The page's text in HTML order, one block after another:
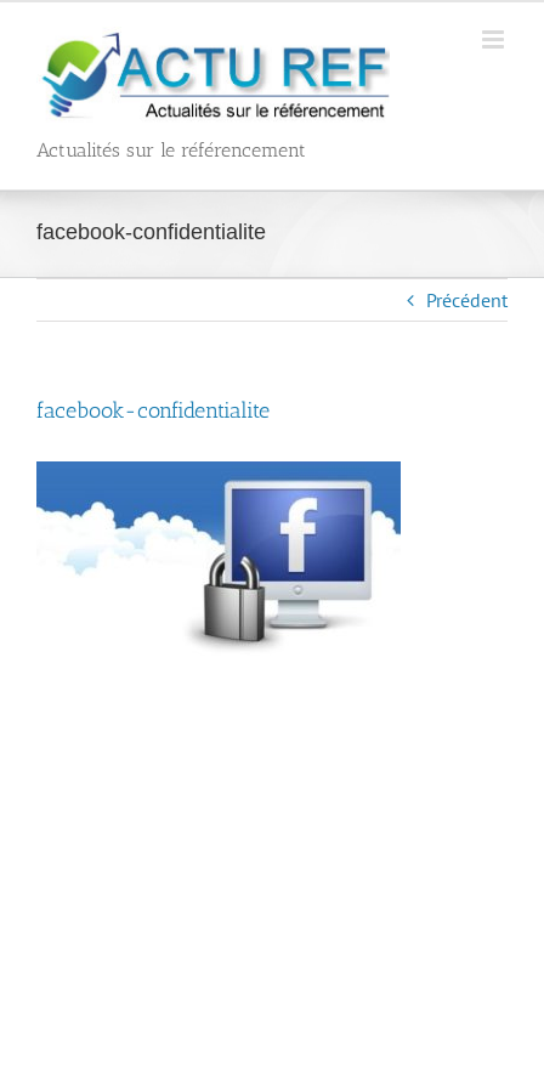
contenu
Actualités sur le référencement
facebook-confidentialite
Précédent
facebook-confidentialite